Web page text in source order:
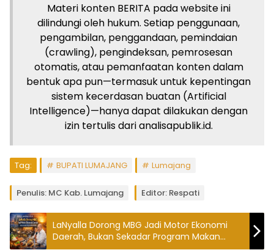
Materi konten BERITA pada website ini
dilindungi oleh hukum. Setiap penggunaan,
pengambilan, penggandaan, pemindaian
(crawling), pengindeksan, pemrosesan
otomatis, atau pemanfaatan konten dalam
bentuk apa pun—termasuk untuk kepentingan
sistem kecerdasan buatan (Artificial
Intelligence)—hanya dapat dilakukan dengan
izin tertulis dari analisapublik.id.
Tag: BUPATI LUMAJANG Lumajang
Penulis: MC Kab. Lumajang Editor: Respati
LaNyalla Dorong MBG Jadi Motor Ekonomi
Daerah, Bukan Sekadar Program Makan